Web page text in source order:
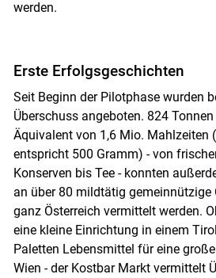
werden.
Erste Erfolgsgeschichten
Seit Beginn der Pilotphase wurden
Überschuss angeboten. 824
Äquivalent von 1,6 Mio. Mahlzeiten
entspricht 500 Gramm) - von
Konserven bis Tee - konnten
an über 80 mildtätig gemeinnützige
ganz Österreich vermittelt werden.
eine kleine Einrichtung in einem
Paletten Lebensmittel für eine
Wien - der Kostbar Markt vermittelt